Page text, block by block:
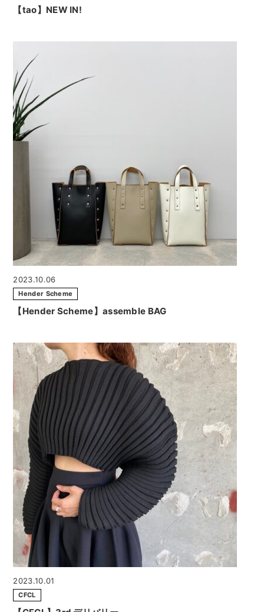
【tao】NEW IN!
2023.10.06
Hender Scheme
【Hender Scheme】assemble BAG
2023.10.01
CFCL